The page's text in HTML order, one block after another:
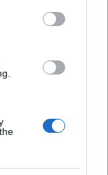
erői elfoglalták a
található